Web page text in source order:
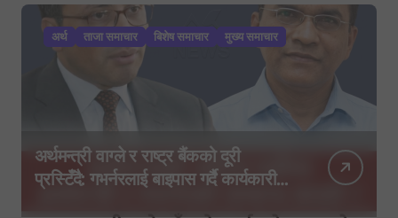
अर्थ ताजा समाचार बिशेष समाचार मुख्य समाचार
अर्थमन्त्री वाग्ले र राष्ट्र बैंकको दूरी
प्रस्टिँदै: गभर्नरलाई बाइपास गर्दै कार्यकारी